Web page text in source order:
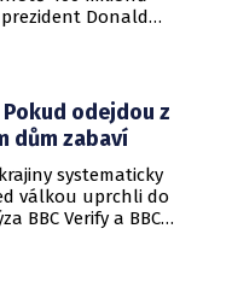
Donald
odejdou z
dům zabaví
systematicky
válkou uprchli do
BBC Verify a BBC